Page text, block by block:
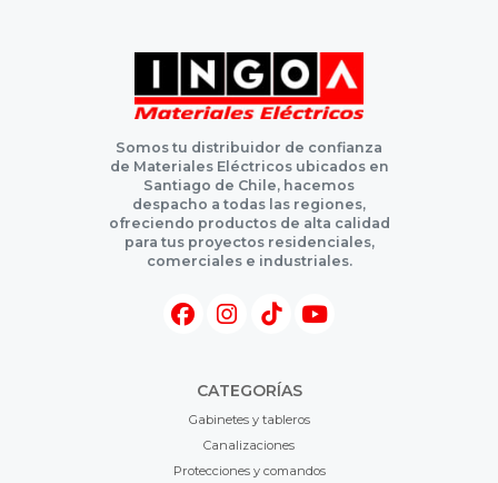
Somos tu distribuidor de confianza
de Materiales Eléctricos ubicados en
Santiago de Chile, hacemos
despacho a todas las regiones,
ofreciendo productos de alta calidad
para tus proyectos residenciales,
comerciales e industriales.
CATEGORÍAS
Gabinetes y tableros
Canalizaciones
Protecciones y comandos